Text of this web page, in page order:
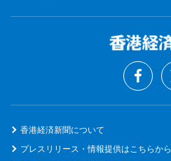
香港経済新聞について
プレスリリース・情報提供はこちらから